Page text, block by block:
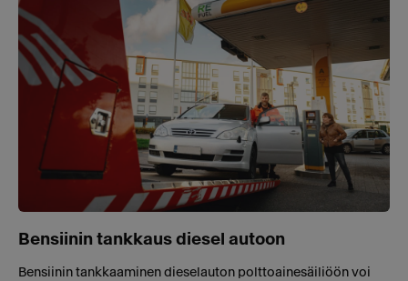
Bensiinin tankkaus diesel autoon
Bensiinin tankkaaminen dieselauton polttoainesäiliöön voi